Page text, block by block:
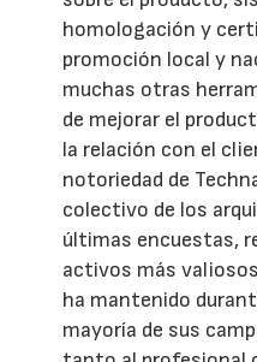
homologación y
promoción local y
muchas otras
de mejorar el
la relación con el
notoriedad de
colectivo de los
últimas encuestas,
activos más
ha mantenido
mayoría de sus